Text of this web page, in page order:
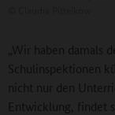
„Wir haben damals
Schulinspektionen
nicht nur den
Entwicklung, findet